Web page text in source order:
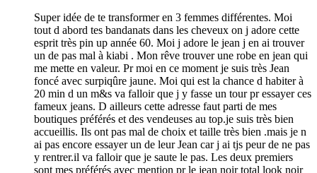
Super idée de te transformer en 3 femmes différentes. Moi
tout d abord tes bandanats dans les cheveux on j adore cette
esprit très pin up année 60. Moi j adore le jean j en ai trouver
un de pas mal à kiabi . Mon rêve trouver une robe en jean qui
me mette en valeur. Pr moi en ce moment je suis très Jean
foncé avec surpiqûre jaune. Moi qui est la chance d habiter à
20 min d un m&s va falloir que j y fasse un tour pr essayer ces
fameux jeans. D ailleurs cette adresse faut parti de mes
boutiques préférés et des vendeuses au top.je suis très bien
accueillis. Ils ont pas mal de choix et taille très bien .mais je n
ai pas encore essayer un de leur Jean car j ai tjs peur de ne pas
y rentrer.il va falloir que je saute le pas. Les deux premiers
sont mes préférés avec mention pr le jean noir total look noir